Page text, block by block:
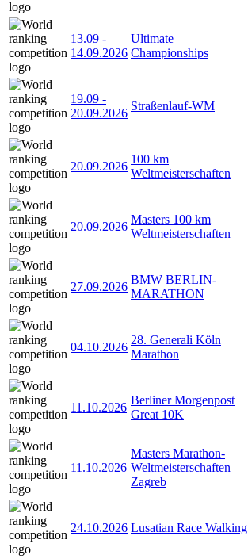
13.09 -
14.09.2026
Ultimate
Championships
19.09 -
20.09.2026
Straßenlauf-WM
20.09.2026
100 km
Weltmeisterschaften
20.09.2026
Masters 100 km
Weltmeisterschaften
27.09.2026
BMW BERLIN-
MARATHON
04.10.2026
28. Generali Köln
Marathon
11.10.2026
Berliner Morgenpost
Great 10K
11.10.2026
Masters Marathon-
Weltmeisterschaften
Zagreb
24.10.2026 Lusatian Race Walking